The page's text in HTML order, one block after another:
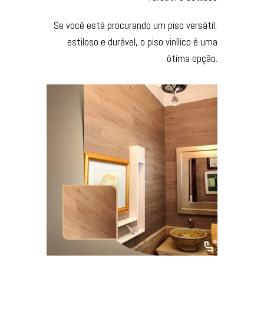
Se você está procurando um piso versátil,
estiloso e durável, o piso vinílico é uma
ótima opção.